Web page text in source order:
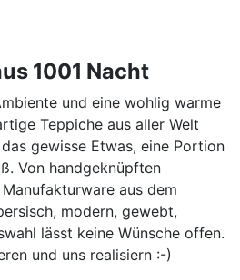
1001 Nacht
und eine wohlig warme
Teppiche aus aller Welt
gewisse Etwas, eine Portion
Von handgeknüpften
aus dem
modern, gewebt,
lässt keine Wünsche offen.
und uns realisiern :-)